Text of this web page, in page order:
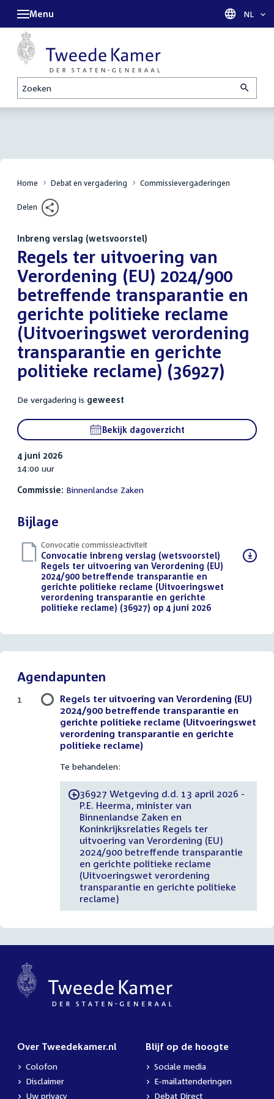
Zoeken
Menu Taal
NL
Home Debat en vergadering Commissievergaderingen
Delen
Inbreng verslag (wetsvoorstel)
:Regels ter uitvoering van
Verordening (EU) 2024/900
betreffende transparantie en
gerichte politieke reclame
(Uitvoeringswet verordening
transparantie en gerichte
politieke reclame) (36927)
De vergadering is geweest
Bekijk dagoverzicht
4 juni 2026
14:00 uur
Commissie: Binnenlandse Zaken
Bijlage
Convocatie commissieactiviteit
Download
bestand:
Convocatie inbreng verslag (wetsvoorstel)
Regels ter uitvoering van Verordening (EU)
2024/900 betreffende transparantie en
gerichte politieke reclame (Uitvoeringswet
verordening transparantie en gerichte
politieke reclame) (36927) op 4 juni 2026(PDF)
Agendapunten
Regels ter uitvoering van Verordening (EU)
2024/900 betreffende transparantie en
gerichte politieke reclame (Uitvoeringswet
verordening transparantie en gerichte
politieke reclame)
Te behandelen:
-36927 Wetgeving d.d. 13 april 2026 -
P.E. Heerma, minister van
Binnenlandse Zaken en
Koninkrijksrelaties Regels ter
uitvoering van Verordening (EU)
2024/900 betreffende transparantie
en gerichte politieke reclame
(Uitvoeringswet verordening
transparantie en gerichte politieke
reclame)
1
Over Tweedekamer.nl
Colofon
Disclaimer
Uw privacy
Blijf op de hoogte
Sociale media
E-mailattenderingen
Debat Direct